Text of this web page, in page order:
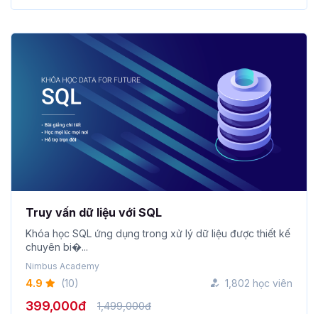
Truy vấn dữ liệu với SQL
Khóa học SQL ứng dụng trong xử lý dữ liệu được thiết kế
chuyên bi�...
Nimbus Academy
4.9 (10) 1,802 học viên
399,000đ 1,499,000đ